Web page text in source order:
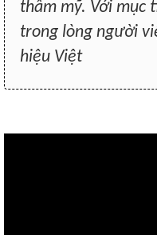
thẩm mỹ. Với mục
trong lòng người
hiệu Việt